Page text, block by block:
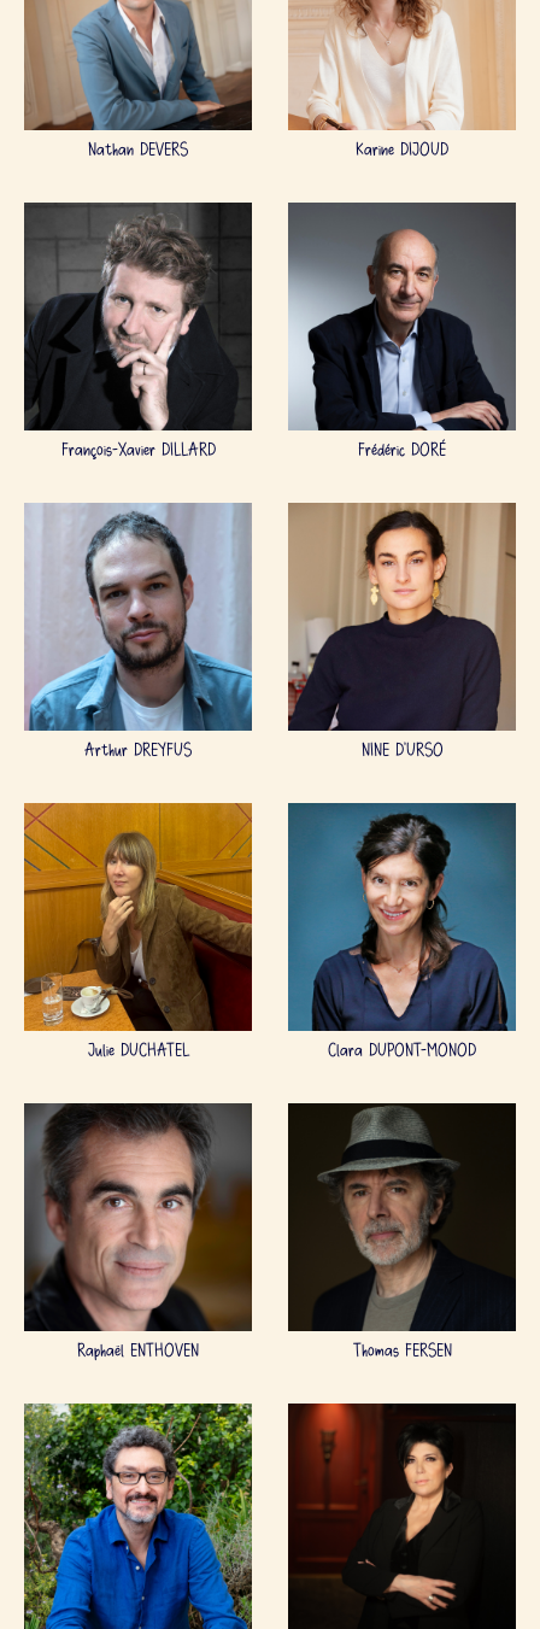
Nathan DEVERS Karine DIJOUD
François-Xavier DILLARD Frédéric DORÉ
Arthur DREYFUS NINE D'URSO
Julie DUCHATEL Clara DUPONT-MONOD
Raphaël ENTHOVEN Thomas FERSEN